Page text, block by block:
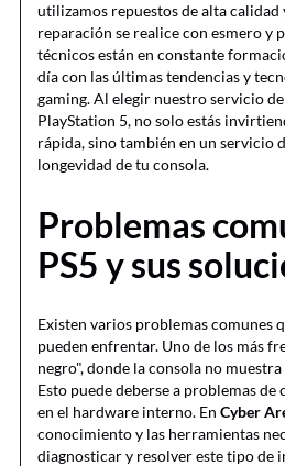
utilizamos repuestos de alta calidad
reparación se realice con esmero y
técnicos están en constante
día con las últimas tendencias y
gaming. Al elegir nuestro servicio
PlayStation 5, no solo estás
rápida, sino también en un servicio
longevidad de tu consola.
Problemas
PS5 y sus
Existen varios problemas comunes
pueden enfrentar. Uno de los más
negro", donde la consola no
Esto puede deberse a problemas
en el hardware interno. En Cyber
conocimiento y las herramientas
diagnosticar y resolver este tipo de